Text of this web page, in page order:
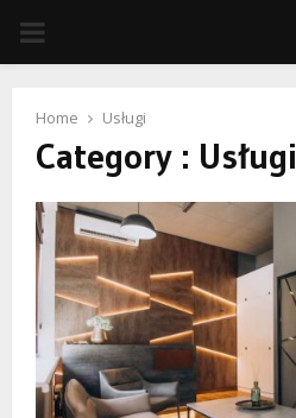
PRIMARY
Home Usługi
Category : Usługi